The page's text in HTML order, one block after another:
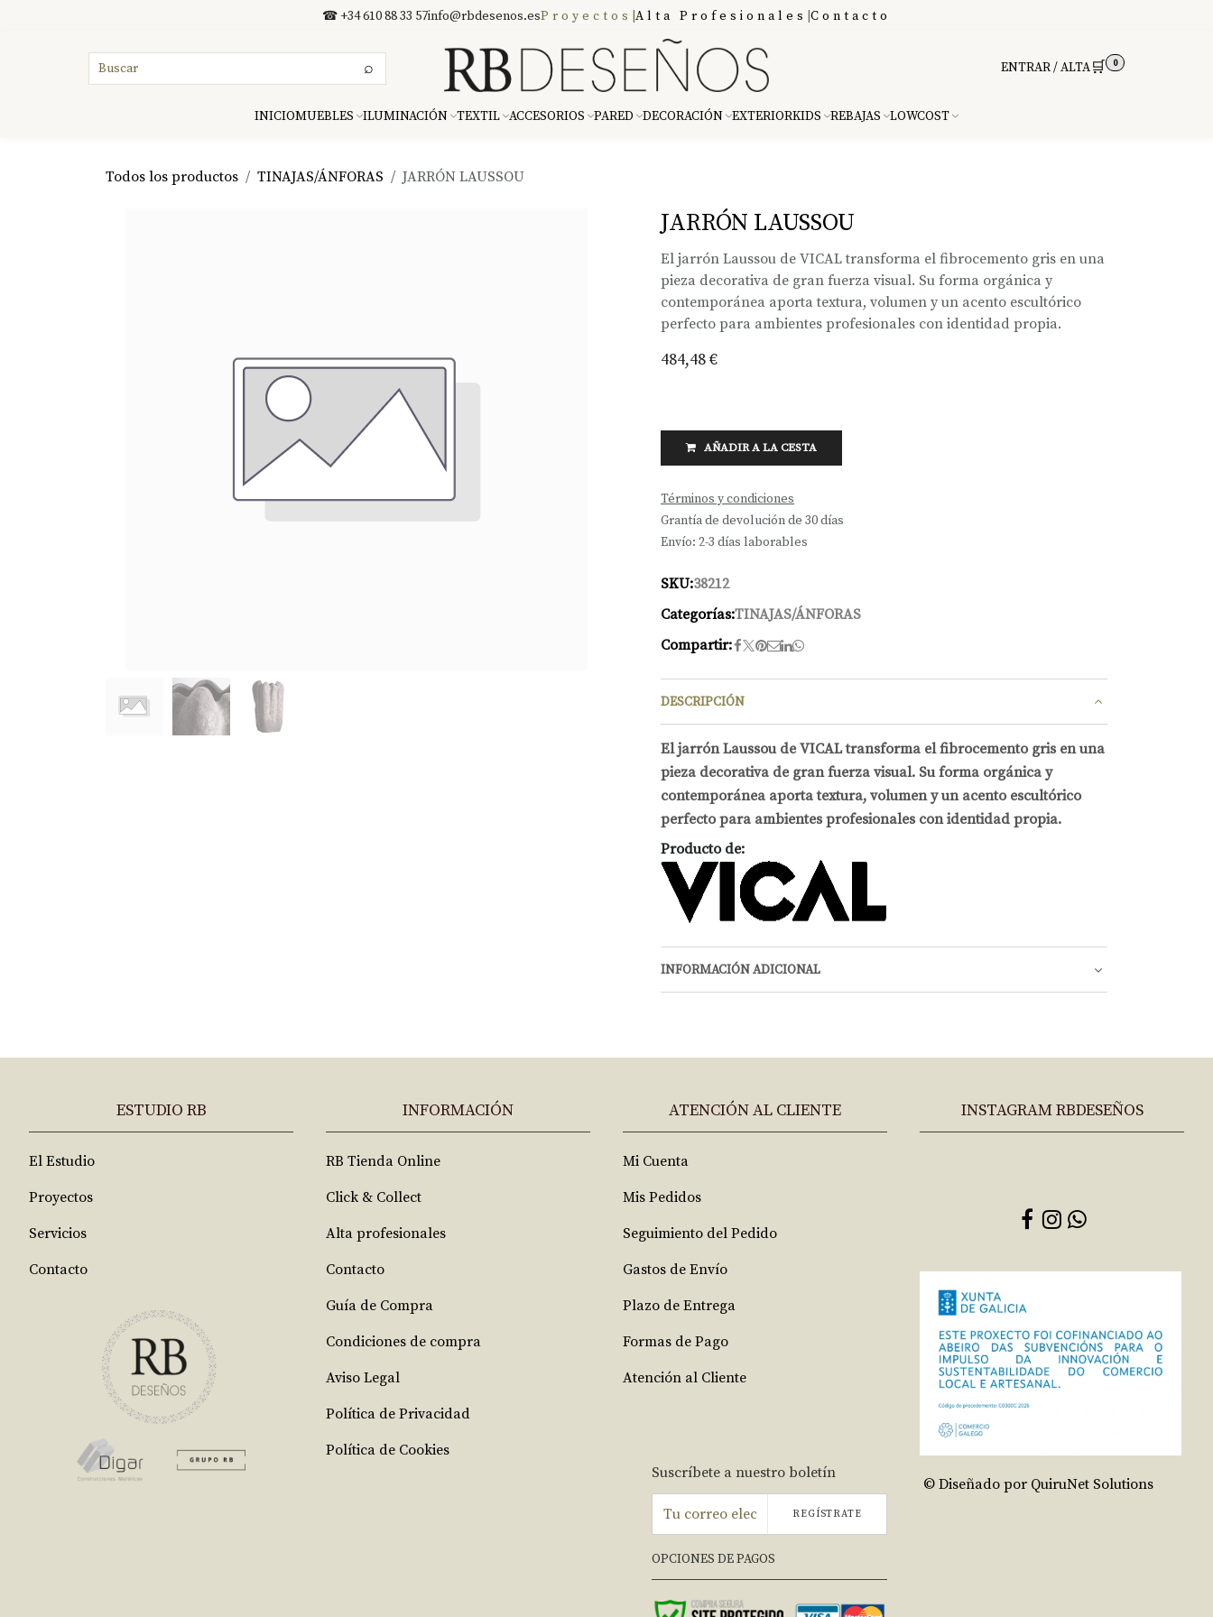
☎ +34 610 88 33 57info@rbdesenos.esProyectos Alta Profesionales Contacto
⌕ ENTRAR / ALTA🛒 0
INICIOMUEBLES ILUMINACIÓN TEXTIL ACCESORIOS PARED DECORACIÓN EXTERIORKIDS REBAJAS LOWCOST
Todos los productos TINAJAS/ÁNFORAS JARRÓN LAUSSOU
JARRÓN LAUSSOU
El jarrón Laussou de VICAL transforma el fibrocemento gris en una
pieza decorativa de gran fuerza visual. Su forma orgánica y
contemporánea aporta textura, volumen y un acento escultórico
perfecto para ambientes profesionales con identidad propia.
484,48€
AÑADIR A LA CESTA
Términos y condiciones
Grantía de devolución de 30 días
Envío: 2-3 días laborables
SKU:38212
Categorías:TINAJAS/ÁNFORAS
Compartir:
DESCRIPCIÓN
El jarrón Laussou de VICAL transforma el fibrocemento gris en una
pieza decorativa de gran fuerza visual. Su forma orgánica y
contemporánea aporta textura, volumen y un acento escultórico
perfecto para ambientes profesionales con identidad propia.
Producto de:
INFORMACIÓN ADICIONAL
ESTUDIO RB
El Estudio
Proyectos
Servicios
Contacto
INFORMACIÓN
RB Tienda Online
Click & Collect
Alta profesionales
Contacto
Guía de Compra
Condiciones de compra
Aviso Legal
Política de Privacidad
Política de Cookies
ATENCIÓN AL CLIENTE
Mi Cuenta
Mis Pedidos
Seguimiento del Pedido
Gastos de Envío
Plazo de Entrega
Formas de Pago
Atención al Cliente
Suscríbete a nuestro boletín
REGÍSTRATE
OPCIONES DE PAGOS
INSTAGRAM RBDESEÑOS
© Diseñado por QuiruNet Solutions